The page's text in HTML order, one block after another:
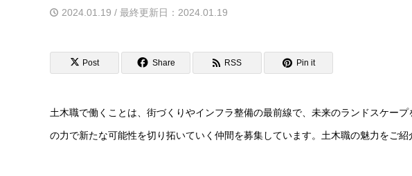
2024.01.19 / 最終更新日：2024.01.19
Post Share RSS Pin it
土木職で働くことは、街づくりやインフラ整備の最前線で、未来のランドスケー
の力で新たな可能性を切り拓いていく仲間を募集しています。土木職の魅力をご紹